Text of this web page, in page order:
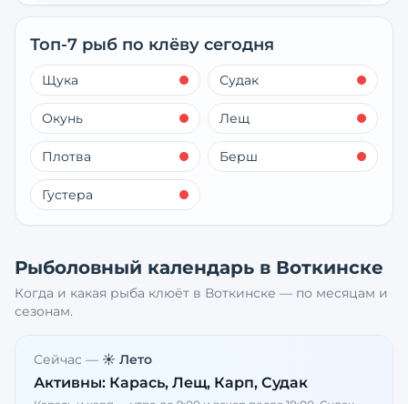
Топ-7 рыб по клёву сегодня
Щука Судак
Окунь Лещ
Плотва Берш
Густера
Рыболовный календарь в Воткинске
Когда и какая рыба клюёт в Воткинске — по месяцам и
сезонам.
Сейчас — ☀️ Лето
Активны: Карась, Лещ, Карп, Судак